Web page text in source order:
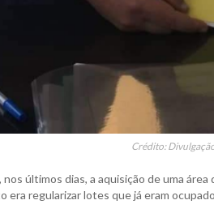
Crédito:
últimos dias, a aquisição de uma
era regularizar lotes que já eram